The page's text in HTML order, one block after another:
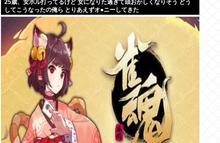
25歳、女ホル打ってるけど 女になりた過ぎて頭おかしくなりそう どう
してこうなったの俺ら とりあえずオ●ニーしてきた